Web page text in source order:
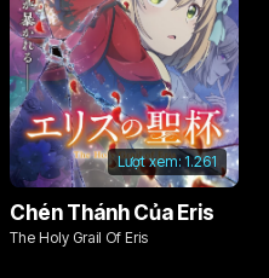
Lượt xem: 1.261
Chén Thánh Của Eris
The Holy Grail Of Eris